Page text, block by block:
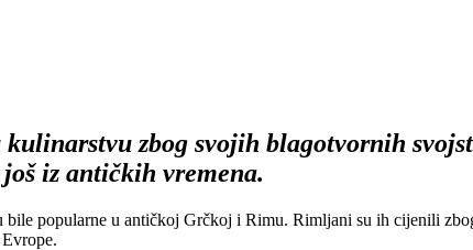
zbog svojih blagotvornih
iz antičkih vremena.
bile popularne u antičkoj Grčkoj i Rimu. Rimljani su ih cijenili